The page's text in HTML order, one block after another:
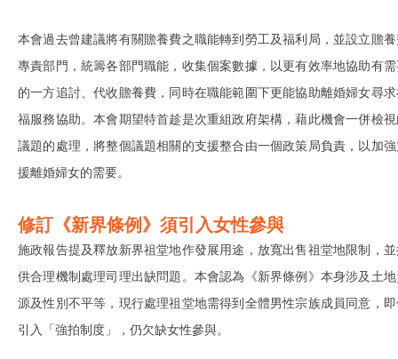
本會過去曾建議將有關贍養費之職能轉到勞工及福利局，並設立贍
專責部門，統籌各部門職能，收集個案數據，以更有效率地協助有
的一方追討、代收贍養費，同時在職能範圍下更能協助離婚婦女尋
福服務協助。本會期望特首趁是次重組政府架構，藉此機會一併檢
議題的處理，將整個議題相關的支援整合由一個政策局負責，以加
援離婚婦女的需要。
修訂《新界條例》須引入女性參與
施政報告提及釋放新界祖堂地作發展用途，放寬出售祖堂地限制，
供合理機制處理司理出缺問題。本會認為《新界條例》本身涉及土
源及性別不平等，現行處理祖堂地需得到全體男性宗族成員同意，
引入「強拍制度」，仍欠缺女性參與。